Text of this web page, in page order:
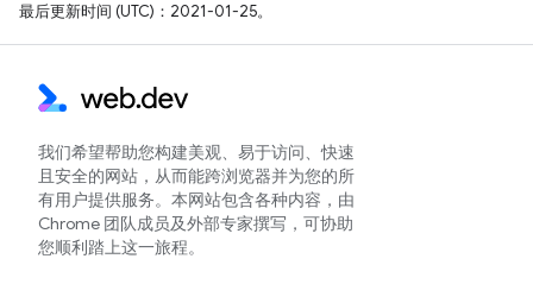
最后更新时间 (UTC)：2021-01-25。
我们希望帮助您构建美观、易于访问、快速
且安全的网站，从而能跨浏览器并为您的所
有用户提供服务。本网站包含各种内容，由
Chrome 团队成员及外部专家撰写，可协助
您顺利踏上这一旅程。